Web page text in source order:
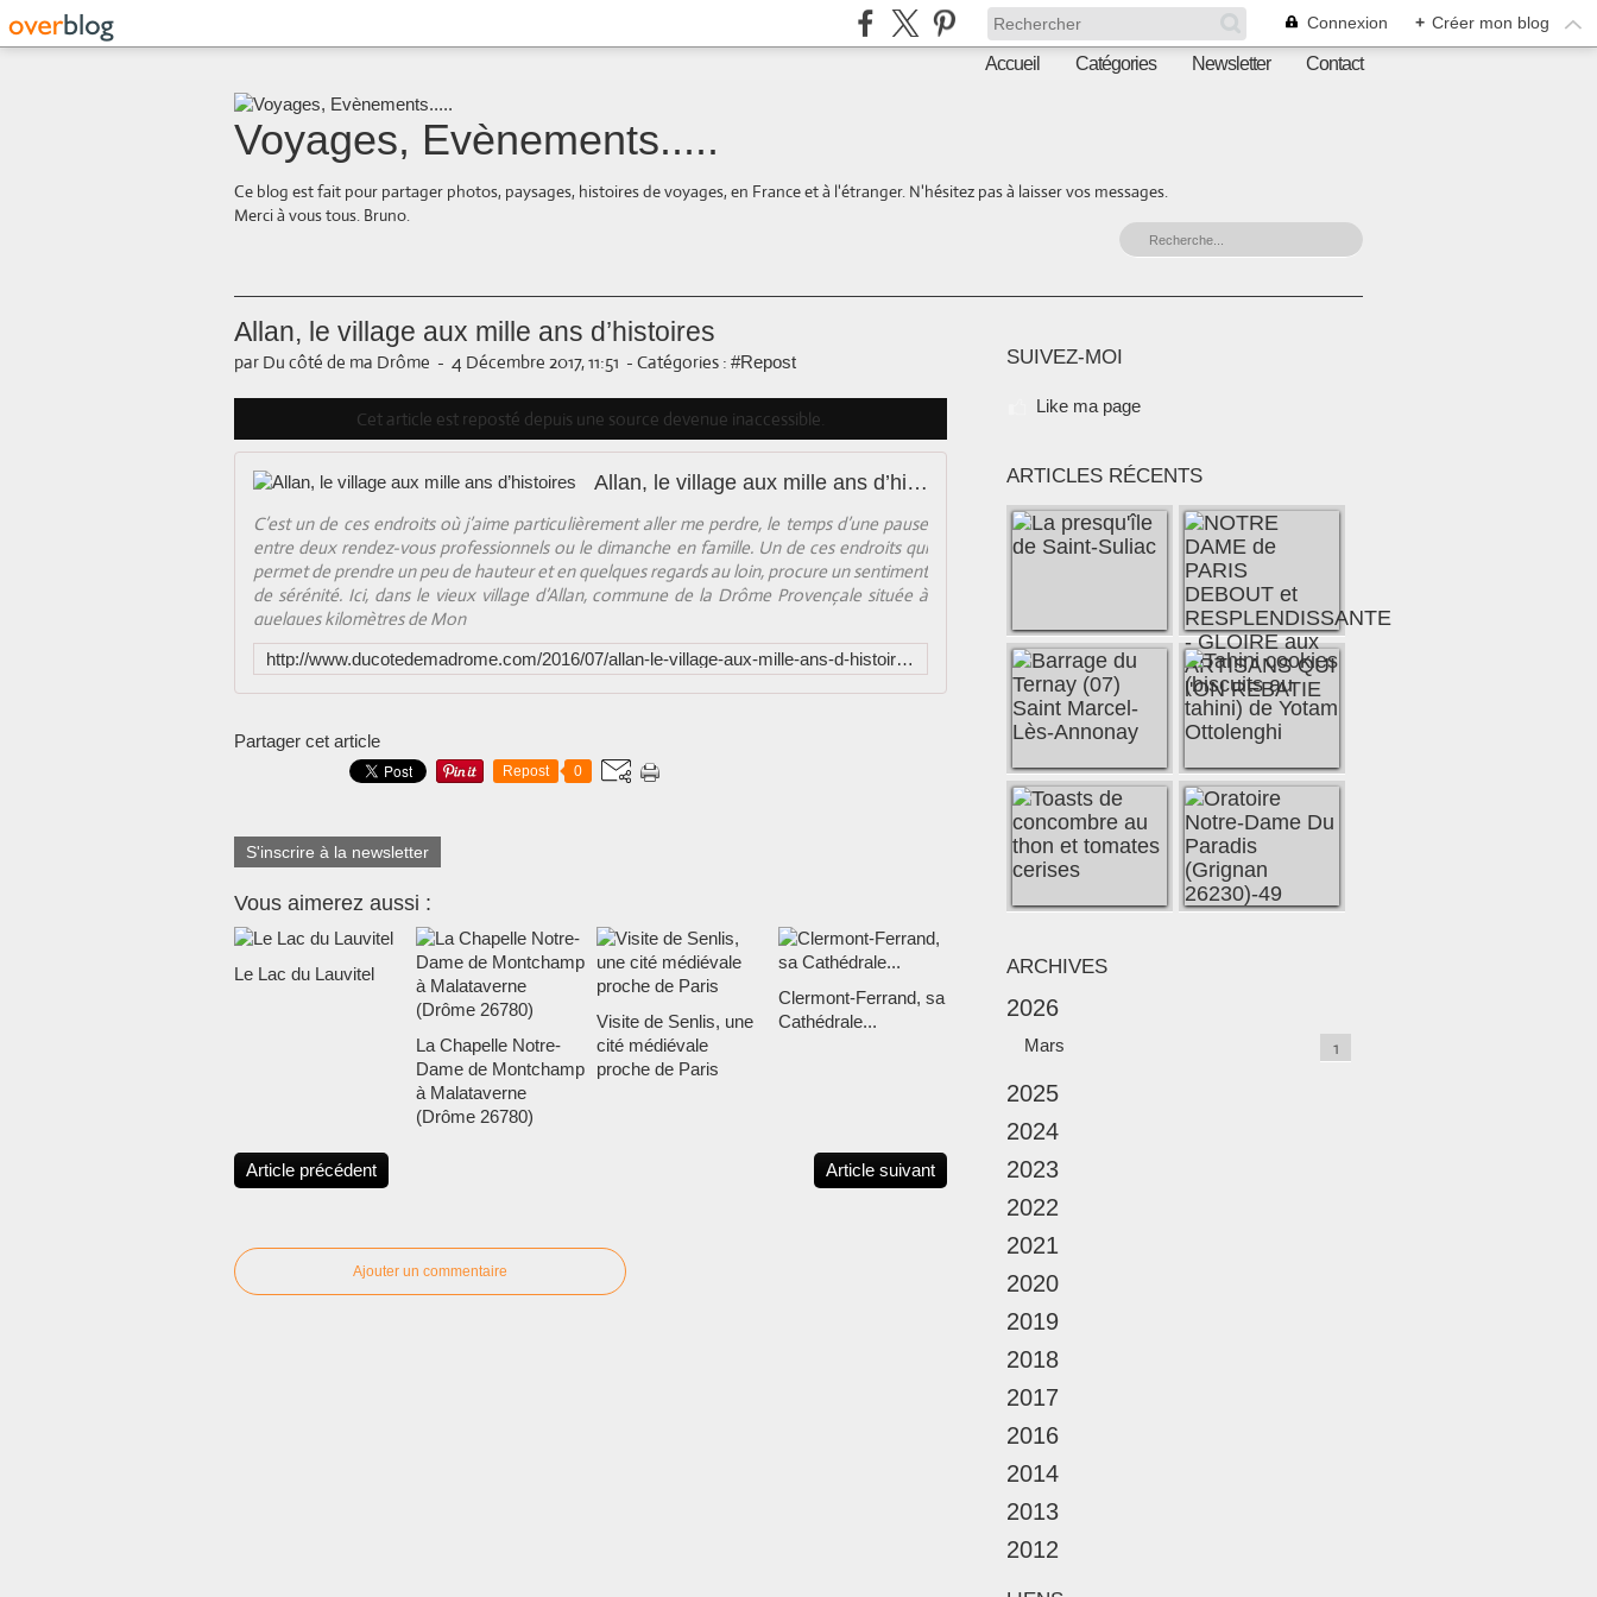
Connexion + Créer mon blog
Accueil Catégories Newsletter Contact
Voyages, Evènements.....
Ce blog est fait pour partager photos, paysages, histoires de voyages, en France et à l'étranger. N'hésitez pas à laisser vos messages.
Merci à vous tous. Bruno.
Allan, le village aux mille ans d’histoires
par Du côté de ma Drôme - 4 Décembre 2017, 11:51 - Catégories : #Repost
Cet article est reposté depuis une source devenue inaccessible.
Allan, le village aux mille ans d’histoires
C’est un de ces endroits où j’aime particulièrement aller me perdre, le temps d’une pause
entre deux rendez-vous professionnels ou le dimanche en famille. Un de ces endroits qui
permet de prendre un peu de hauteur et en quelques regards au loin, procure un sentiment
de sérénité. Ici, dans le vieux village d’Allan, commune de la Drôme Provençale située à
quelques kilomètres de Mon
http://www.ducotedemadrome.com/2016/07/allan-le-village-aux-mille-ans-d-histoires.html
Partager cet article
Repost 0
S'inscrire à la newsletter
Vous aimerez aussi :
Le Lac du Lauvitel
La Chapelle Notre-
Dame de Montchamp
à Malataverne
(Drôme 26780)
Visite de Senlis, une
cité médiévale
proche de Paris
Clermont-Ferrand, sa
Cathédrale...
Article précédent Article suivant
Ajouter un commentaire
SUIVEZ-MOI
Like ma page
ARTICLES RÉCENTS
ARCHIVES
2026
Mars 1
2025
2024
2023
2022
2021
2020
2019
2018
2017
2016
2014
2013
2012